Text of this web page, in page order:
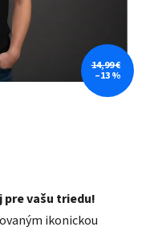
vašu triedu!
ikonickou
14,99 €
–13 %